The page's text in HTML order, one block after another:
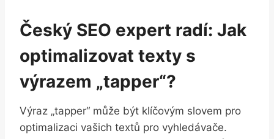
Český ​SEO expert radí: Jak
optimalizovat texty s
výrazem „tapper“?
Výraz⁢ „tapper“ může‍ být klíčovým slovem pro
optimalizaci vašich⁣ textů pro vyhledávače.